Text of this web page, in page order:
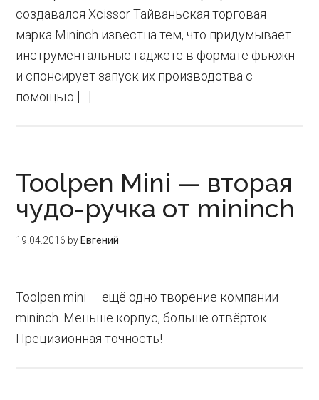
создавался Xcissor Тайваньская торговая
марка Mininch известна тем, что придумывает
инструментальные гаджете в формате фьюжн
и спонсирует запуск их производства с
помощью […]
Toolpen Mini — вторая
чудо-ручка от mininch
19.04.2016 by Евгений
Toolpen mini — ещё одно творение компании
mininch. Меньше корпус, больше отвёрток.
Прецизионная точность!